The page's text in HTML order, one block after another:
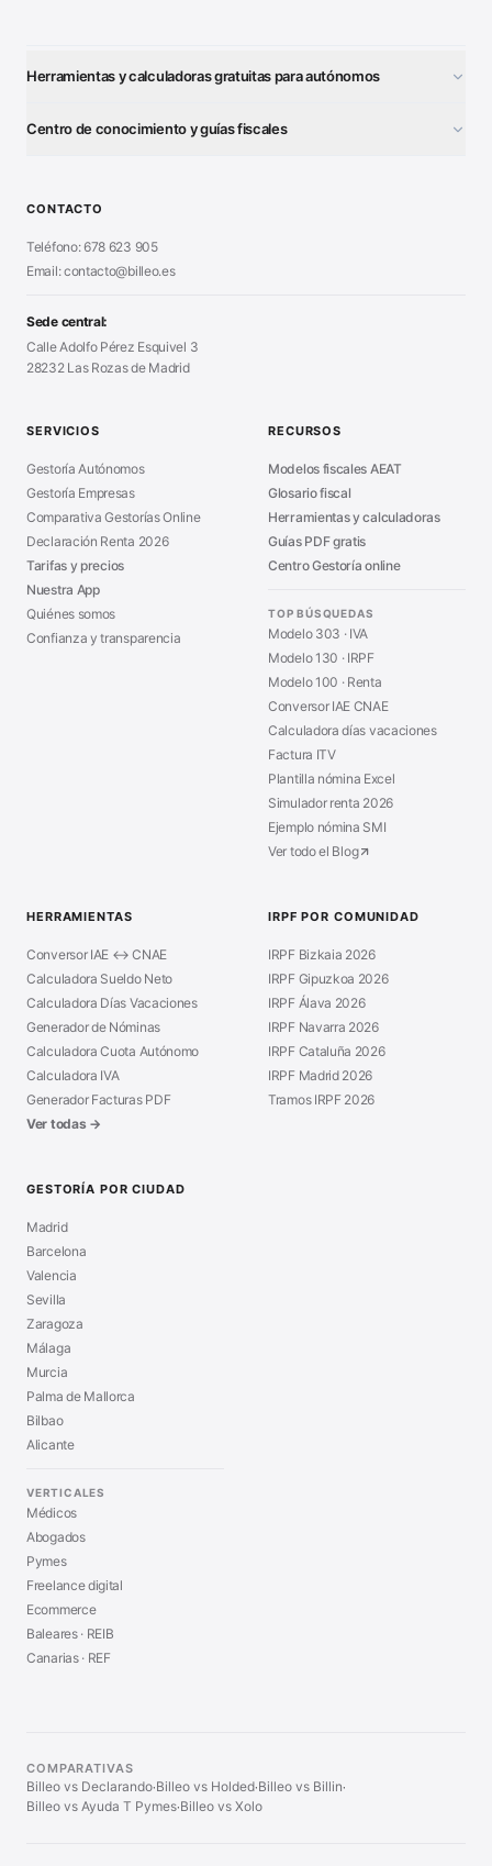
Herramientas y calculadoras gratuitas para autónomos
Generador Nóminas
■ Generador Presupuestos
Generador Facturas
■Modelo Nómina PDF
■Calculadora Vacaciones
Centro de conocimiento y guías fiscales
■Alta Autónomo Paso a Paso
Declaración Renta 2026
■Certificado Digital
■Sanciones Hacienda
■Asesoría en Madrid
CONTACTO
Teléfono: 678 623 905
Email: contacto@billeo.es
Sede central:
Calle Adolfo Pérez Esquivel 3
28232 Las Rozas de Madrid
SERVICIOS
Gestoría Autónomos
Gestoría Empresas
Comparativa Gestorías Online
Declaración Renta 2026
Tarifas y precios
Nuestra App
Quiénes somos
Confianza y transparencia
RECURSOS
Modelos fiscales AEAT
Glosario fiscal
Herramientas y calculadoras
Guías PDF gratis
Centro Gestoría online
TOP BÚSQUEDAS
Modelo 303 · IVA
Modelo 130 · IRPF
Modelo 100 · Renta
Conversor IAE CNAE
Calculadora días vacaciones
Factura ITV
Plantilla nómina Excel
Simulador renta 2026
Ejemplo nómina SMI
Ver todo el Blog
HERRAMIENTAS
Conversor IAE ↔ CNAE
Calculadora Sueldo Neto
Calculadora Días Vacaciones
Generador de Nóminas
Calculadora Cuota Autónomo
Calculadora IVA
Generador Facturas PDF
Ver todas →
IRPF POR COMUNIDAD
IRPF Bizkaia 2026
IRPF Gipuzkoa 2026
IRPF Álava 2026
IRPF Navarra 2026
IRPF Cataluña 2026
IRPF Madrid 2026
Tramos IRPF 2026
GESTORÍA POR CIUDAD
Madrid
Barcelona
Valencia
Sevilla
Zaragoza
Málaga
Murcia
Palma de Mallorca
Bilbao
Alicante
VERTICALES
Médicos
Abogados
Pymes
Freelance digital
Ecommerce
Baleares · REIB
Canarias · REF
COMPARATIVAS
Billeo vs Declarando·Billeo vs Holded·Billeo vs Billin·
Billeo vs Ayuda T Pymes·Billeo vs Xolo